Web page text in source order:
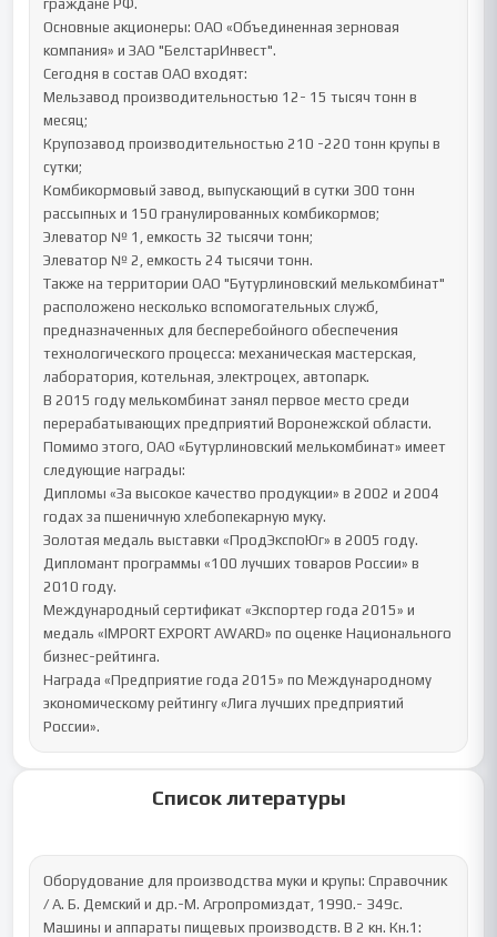
граждане РФ.
Основные акционеры: ОАО «Объединенная зерновая
компания» и ЗАО "БелстарИнвест".
Сегодня в состав ОАО входят:
Мельзавод производительностью 12- 15 тысяч тонн в
месяц;
Крупозавод производительностью 210 -220 тонн крупы в
сутки;
Комбикормовый завод, выпускающий в сутки 300 тонн
рассыпных и 150 гранулированных комбикормов;
Элеватор № 1, емкость 32 тысячи тонн;
Элеватор № 2, емкость 24 тысячи тонн.
Также на территории ОАО "Бутурлиновский мелькомбинат"
расположено несколько вспомогательных служб,
предназначенных для бесперебойного обеспечения
технологического процесса: механическая мастерская,
лаборатория, котельная, электроцех, автопарк.
В 2015 году мелькомбинат занял первое место среди
перерабатывающих предприятий Воронежской области.
Помимо этого, ОАО «Бутурлиновский мелькомбинат» имеет
следующие награды:
Дипломы «За высокое качество продукции» в 2002 и 2004
годах за пшеничную хлебопекарную муку.
Золотая медаль выставки «ПродЭкспоЮг» в 2005 году.
Дипломант программы «100 лучших товаров России» в
2010 году.
Международный сертификат «Экспортер года 2015» и
медаль «IMPORT EXPORT AWARD» по оценке Национального
бизнес-рейтинга.
Награда «Предприятие года 2015» по Международному
экономическому рейтингу «Лига лучших предприятий
России».
Список литературы
Оборудование для производства муки и крупы: Справочник
/ А. Б. Демский и др.-М. Агропромиздат, 1990.- 349с.
Машины и аппараты пищевых производств. В 2 кн. Кн.1: